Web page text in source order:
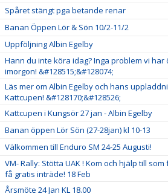
Spåret stängt pga betande renar
Banan Öppen Lör & Sön 10/2-11/2
Uppföljning Albin Egelby
Hann du inte köra idag? Inga problem vi har
imorgon! &#128515;&#128074;
Läs mer om Albin Egelby och hans
Kattcupen! &#128170;&#128526;
Kattcupen i Kungsör 27 jan - Albin Egelby
Banan öppen Lör Sön (27-28jan) kl 10-13
Välkommen till Enduro SM 24-25 Augusti!
VM- Rally: Stötta UAK ! Kom och hjälp till
få gratis inträde! 18 Feb
Årsmöte 24 Jan KL 18.00